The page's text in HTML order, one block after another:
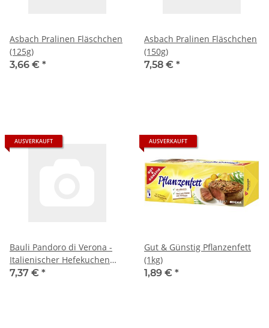
Asbach Pralinen Fläschchen
(125g)
3,66 € *
Asbach Pralinen Fläschchen
(150g)
7,58 € *
AUSVERKAUFT
Bauli Pandoro di Verona -
Italienischer Hefekuchen
(500g)
7,37 € *
AUSVERKAUFT
Gut & Günstig Pflanzenfett
(1kg)
1,89 € *